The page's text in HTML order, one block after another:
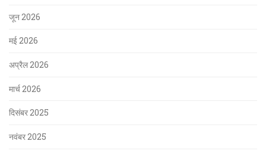
जून 2026
मई 2026
अप्रैल 2026
मार्च 2026
दिसंबर 2025
नवंबर 2025